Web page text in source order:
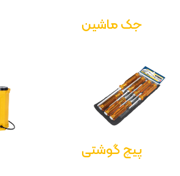
جک ماشین
پیچ گوشتی